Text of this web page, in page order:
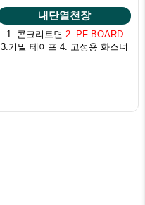
내단열천장
1. 콘크리트면 2. PF BOARD
3.기밀 테이프 4. 고정용 화스너